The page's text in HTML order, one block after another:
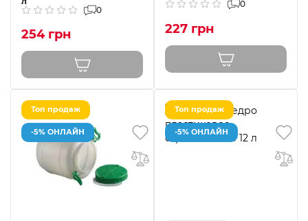
0
254 грн
0
227 грн
Топ продаж
-5% ОНЛАЙН
Топ продаж
-5% ОНЛАЙН